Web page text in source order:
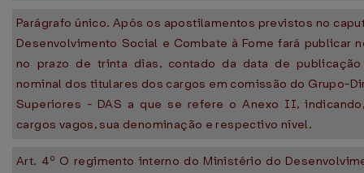
Parágrafo único. Após os apostilamentos previstos no
Desenvolvimento Social e Combate à Fome fará publicar
no prazo de trinta dias, contado da data de
nominal dos titulares dos cargos em comissão do Grupo-
Superiores - DAS a que se refere o Anexo II,
cargos vagos, sua denominação e respectivo nível.
Art. 4º O regimento interno do Ministério do